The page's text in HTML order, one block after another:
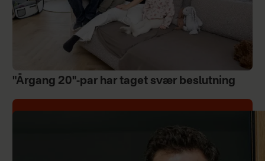
"Årgang 20"-par har taget svær beslutning